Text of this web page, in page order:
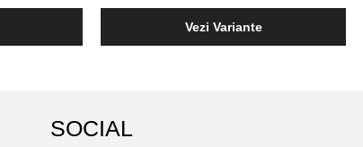
Vezi Variante
SOCIAL